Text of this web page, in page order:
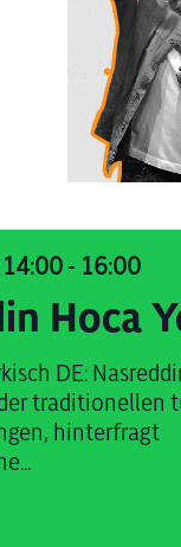
- 16:00
Hoca
DE:
traditionellen
hinterfragt